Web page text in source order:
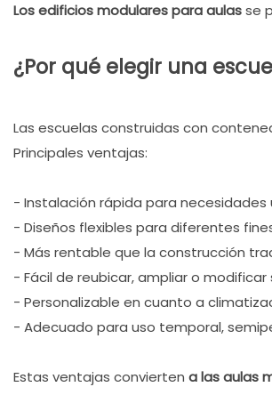
Los edificios modulares para aulasse
¿Por qué elegir una
Las escuelas construidas con
Principales ventajas:
- Instalación rápida para
- Diseños flexibles para diferentes
- Más rentable que la construcción
- Fácil de reubicar, ampliar o
- Personalizable en cuanto a
- Adecuado para uso temporal,
Estas ventajas convierten a las aulas